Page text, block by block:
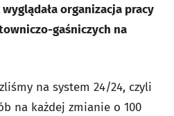
organizacja pracy
gaśniczych na
na system 24/24, czyli
na każdej zmianie o 100